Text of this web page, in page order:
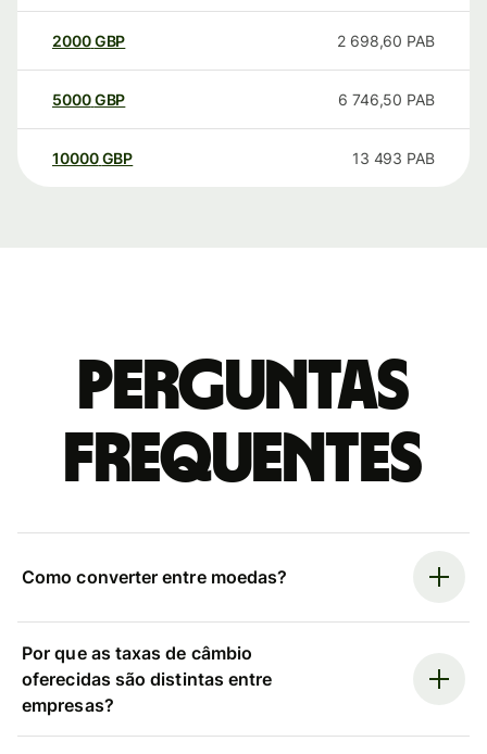
2000GBP 2 698,60 PAB
5000GBP 6 746,50 PAB
10000 GBP 13 493 PAB
Perguntas
frequentes
Como converter entre moedas?
Por que as taxas de câmbio
oferecidas são distintas entre
empresas?